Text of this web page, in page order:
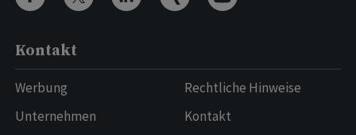
Kontakt
Werbung
Unternehmen
Rechtliche Hinweise
Kontakt